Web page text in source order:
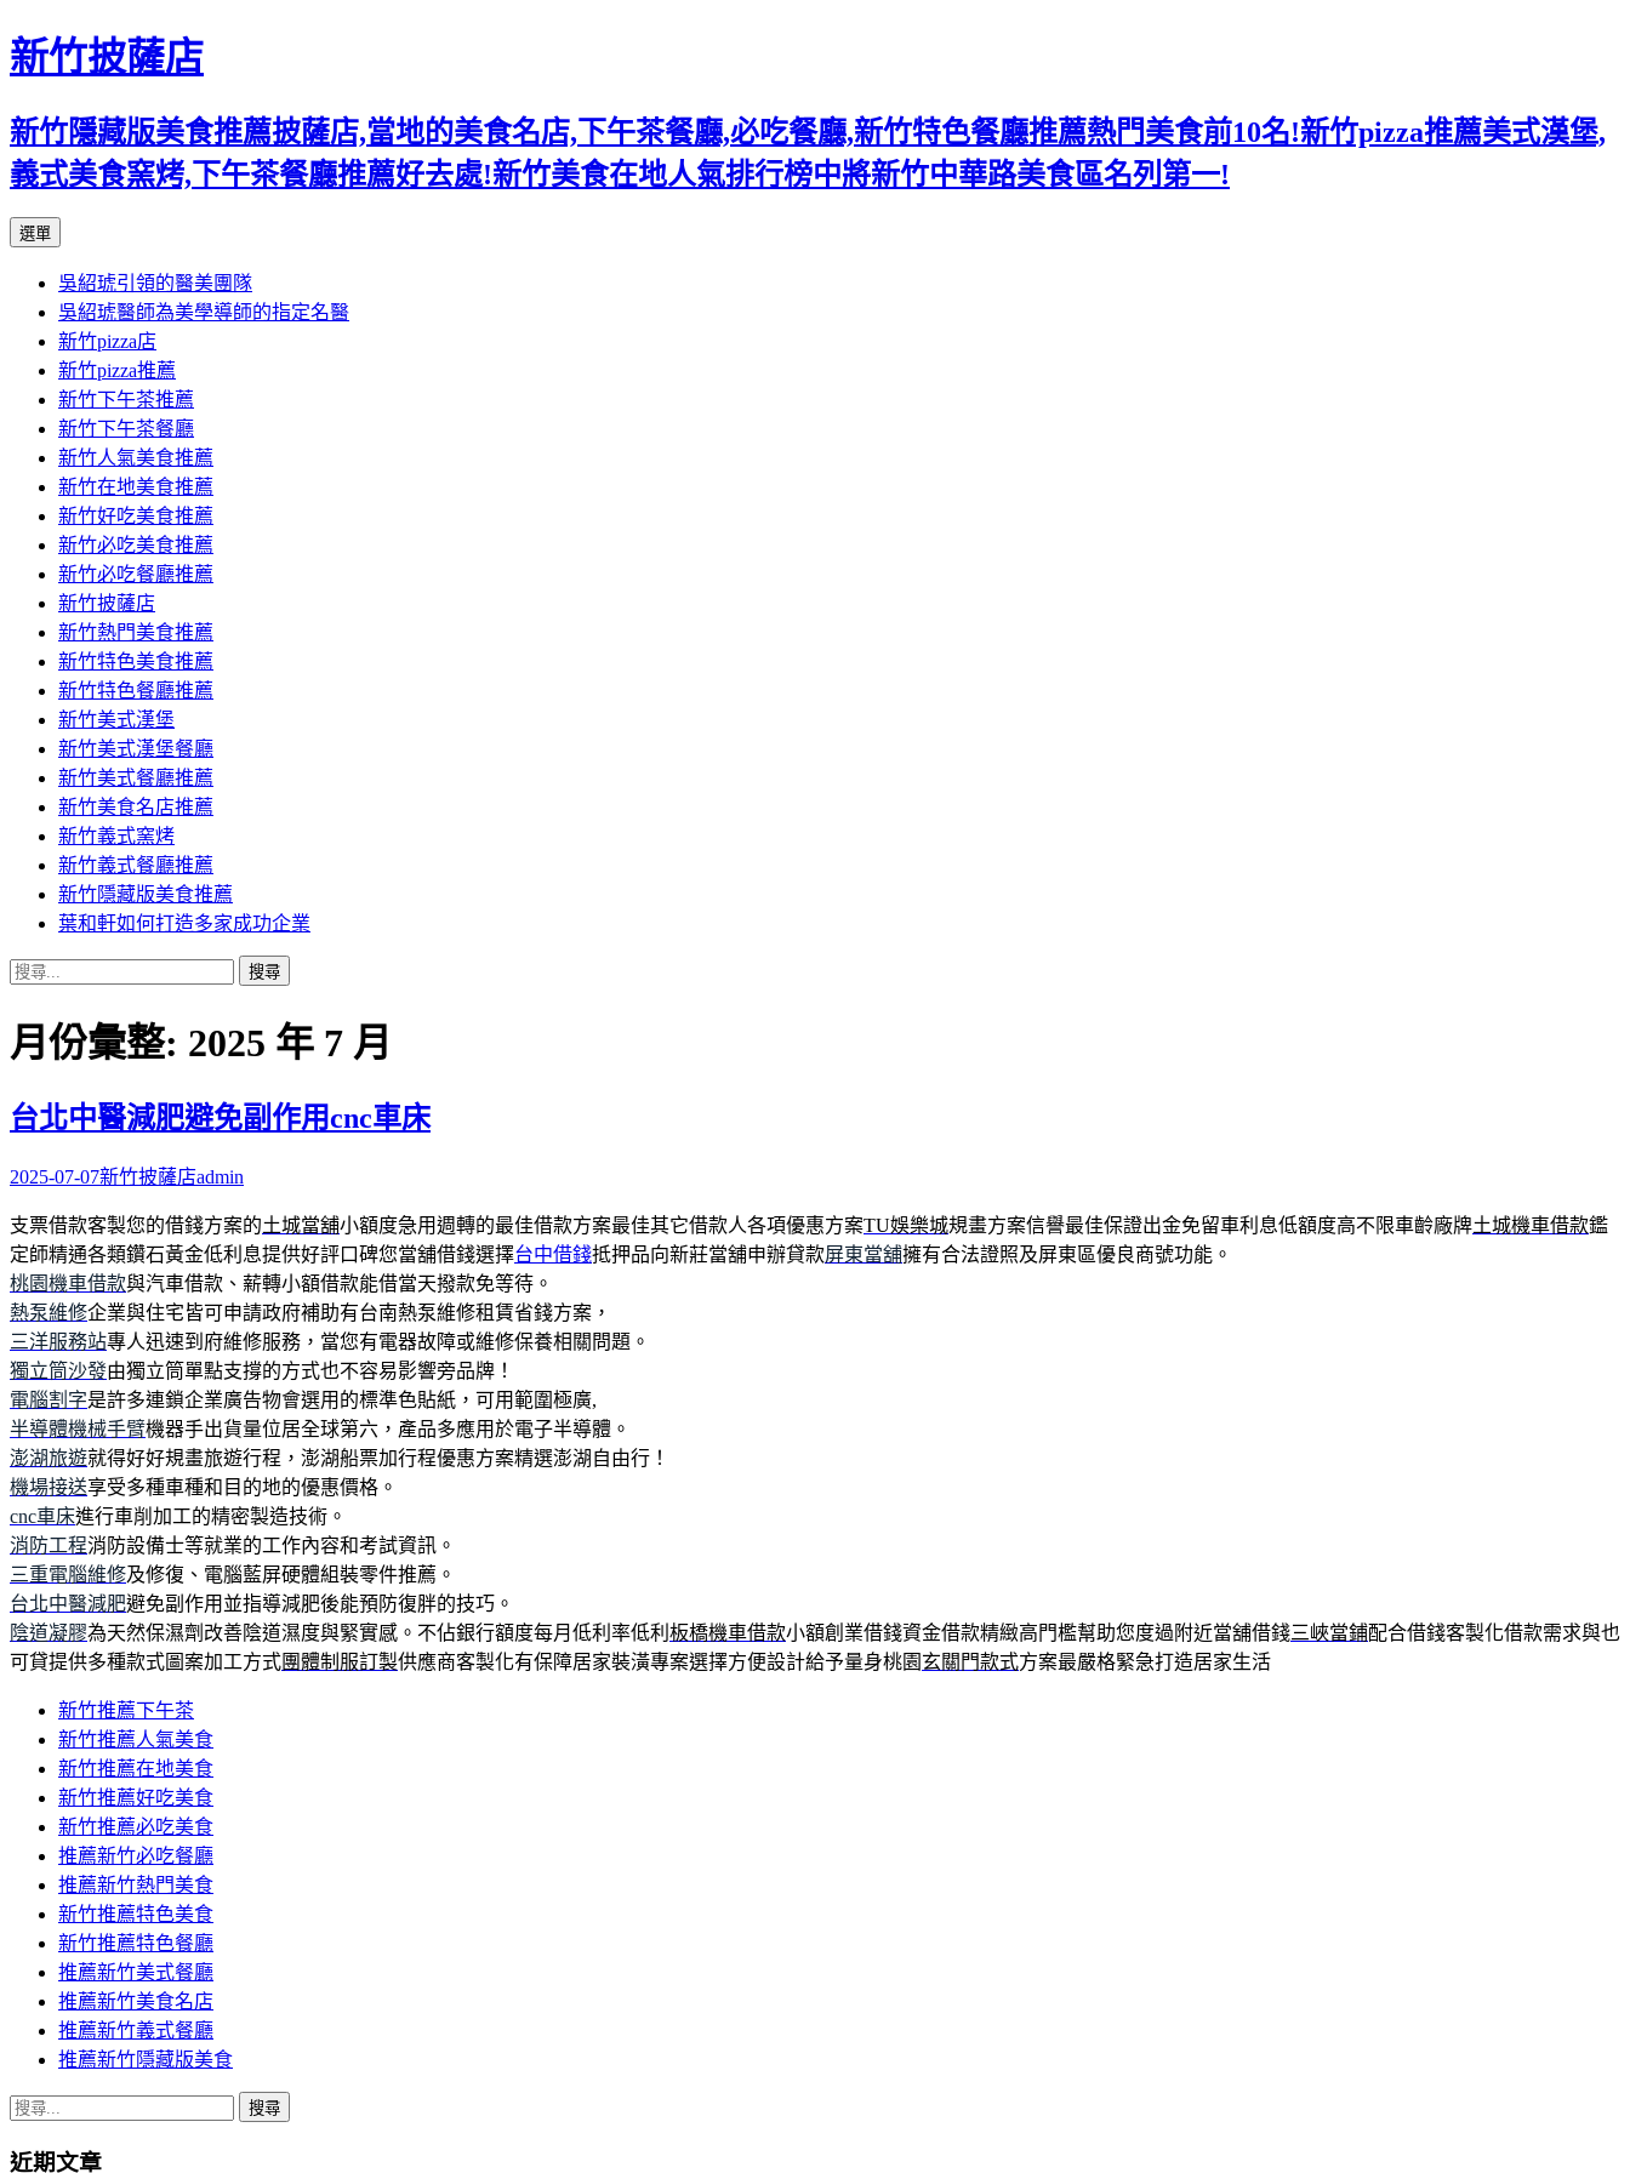
新竹披薩店
新竹隱藏版美食推薦披薩店,當地的美食名店,下午茶餐廳,必吃餐廳,新竹特色餐廳推薦熱門美食前10名!新竹pizza推薦美式漢堡,
義式美食窯烤,下午茶餐廳推薦好去處!新竹美食在地人氣排行榜中將新竹中華路美食區名列第一!
選單
主
要
內
容
吳紹琥引領的醫美團隊
吳紹琥醫師為美學導師的指定名醫
新竹pizza店
新竹pizza推薦
新竹下午茶推薦
新竹下午茶餐廳
新竹人氣美食推薦
新竹在地美食推薦
新竹好吃美食推薦
新竹必吃美食推薦
新竹必吃餐廳推薦
新竹披薩店
新竹熱門美食推薦
新竹特色美食推薦
新竹特色餐廳推薦
新竹美式漢堡
新竹美式漢堡餐廳
新竹美式餐廳推薦
新竹美食名店推薦
新竹義式窯烤
新竹義式餐廳推薦
新竹隱藏版美食推薦
葉和軒如何打造多家成功企業
搜
關
鍵
月份彙整: 2025 年 7 月
台北中醫減肥避免副作用cnc車床
2025-07-07新竹披薩店admin
支票借款客製您的借錢方案的土城當舖小額度急用週轉的最佳借款方案最佳其它借款人各項優惠方案TU娛樂城規畫方案信譽最佳保證出金免留車利息低額度高不限車齡廠牌土城機車借款鑑
定師精通各類鑽石黃金低利息提供好評口碑您當舖借錢選擇台中借錢抵押品向新莊當舖申辦貸款屏東當舖擁有合法證照及屏東區優良商號功能。
桃園機車借款與汽車借款、薪轉小額借款能借當天撥款免等待。
熱泵維修企業與住宅皆可申請政府補助有台南熱泵維修租賃省錢方案，
三洋服務站專人迅速到府維修服務，當您有電器故障或維修保養相關問題。
獨立筒沙發由獨立筒單點支撐的方式也不容易影響旁品牌！
電腦割字是許多連鎖企業廣告物會選用的標準色貼紙，可用範圍極廣,
半導體機械手臂機器手出貨量位居全球第六，產品多應用於電子半導體。
澎湖旅遊就得好好規畫旅遊行程，澎湖船票加行程優惠方案精選澎湖自由行！
機場接送享受多種車種和目的地的優惠價格。
cnc車床進行車削加工的精密製造技術。
消防工程消防設備士等就業的工作內容和考試資訊。
三重電腦維修及修復、電腦藍屏硬體組裝零件推薦。
台北中醫減肥避免副作用並指導減肥後能預防復胖的技巧。
陰道凝膠為天然保濕劑改善陰道濕度與緊實感。不佔銀行額度每月低利率低利 板橋機車借款小額創業借錢資金借款精緻高門檻幫助您度過附近當舖借錢三峽當鋪配合借錢客製化借款需求與也
可貸提供多種款式圖案加工方式團體制服訂製供應商客製化有保障居家裝潢專案選擇方便設計給予量身桃園 玄關門款式方案最嚴格緊急打造居家生活
新竹推薦下午茶
新竹推薦人氣美食
新竹推薦在地美食
新竹推薦好吃美食
新竹推薦必吃美食
推薦新竹必吃餐廳
推薦新竹熱門美食
新竹推薦特色美食
新竹推薦特色餐廳
推薦新竹美式餐廳
推薦新竹美食名店
推薦新竹義式餐廳
推薦新竹隱藏版美食
搜
關
近期文章